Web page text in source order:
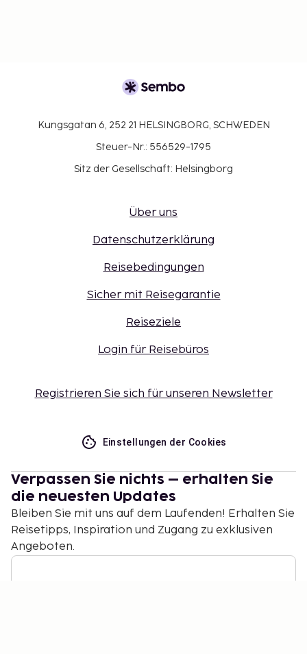
Kungsgatan 6, 252 21 HELSINGBORG, SCHWEDEN
Steuer-Nr.: 556529-1795
Sitz der Gesellschaft: Helsingborg
Über uns
Datenschutzerklärung
Reisebedingungen
Sicher mit Reisegarantie
Reiseziele
Login für Reisebüros
Registrieren Sie sich für unseren Newsletter
Einstellungen der Cookies
Verpassen Sie nichts – erhalten Sie
die neuesten Updates
Bleiben Sie mit uns auf dem Laufenden! Erhalten Sie
Reisetipps, Inspiration und Zugang zu exklusiven
Angeboten.